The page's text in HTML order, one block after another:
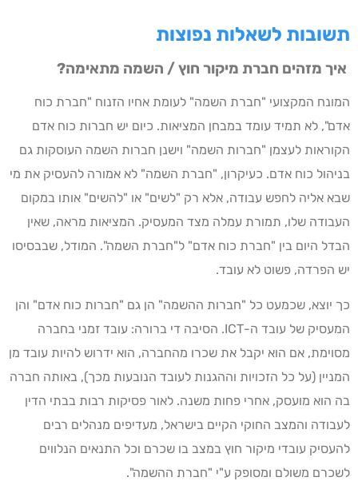
תשובות לשאלות נפוצות
איך מזהים חברת מיקור חוץ / השמה מתאימה?
המונח המקצועי "חברת השמה" לעומת אחיו הזנוח "חברת כוח
אדם", לא תמיד עומד במבחן המציאות. כיום יש חברות כוח אדם
הקוראות לעצמן "חברות השמה" וישנן חברות השמה העוסקות גם
בניהול כוח אדם. כעיקרון, "חברת השמה" לא אמורה להעסיק את מי
שבא אליה לחפש עבודה, אלא רק "לשים" או "להשים" אותו במקום
העבודה שלו, תמורת עמלה מצד המעסיק. המציאות מראה, שאין
הבדל היום בין "חברת כוח אדם" ל"חברת השמה". המודל, שבבסיסו
יש הפרדה, פשוט לא עובד.
כך יוצא, שכמעט כל "חברות ההשמה" הן גם "חברות כוח אדם" והן
המעסיק של עובד ה-ICT. הסיבה די ברורה: עובד זמני בחברה
מסוימת, אם הוא יקבל את שכרו מהחברה, הוא ידרוש להיות עובד מן
המניין (על כל הזכויות וההגנות לעובד הנובעות מכך), באותה חברה
בה הוא מועסק, אחרי פחות משנה. לאור פסיקות רבות בבתי הדין
לעבודה והמצב החוקי הקיים בישראל, מעדיפים מנהלים רבים
להעסיק עובדי מיקור חוץ במצב בו שכרם וכל התנאים הנלווים
לשכרם משולם ומסופק ע"י "חברת ההשמה".